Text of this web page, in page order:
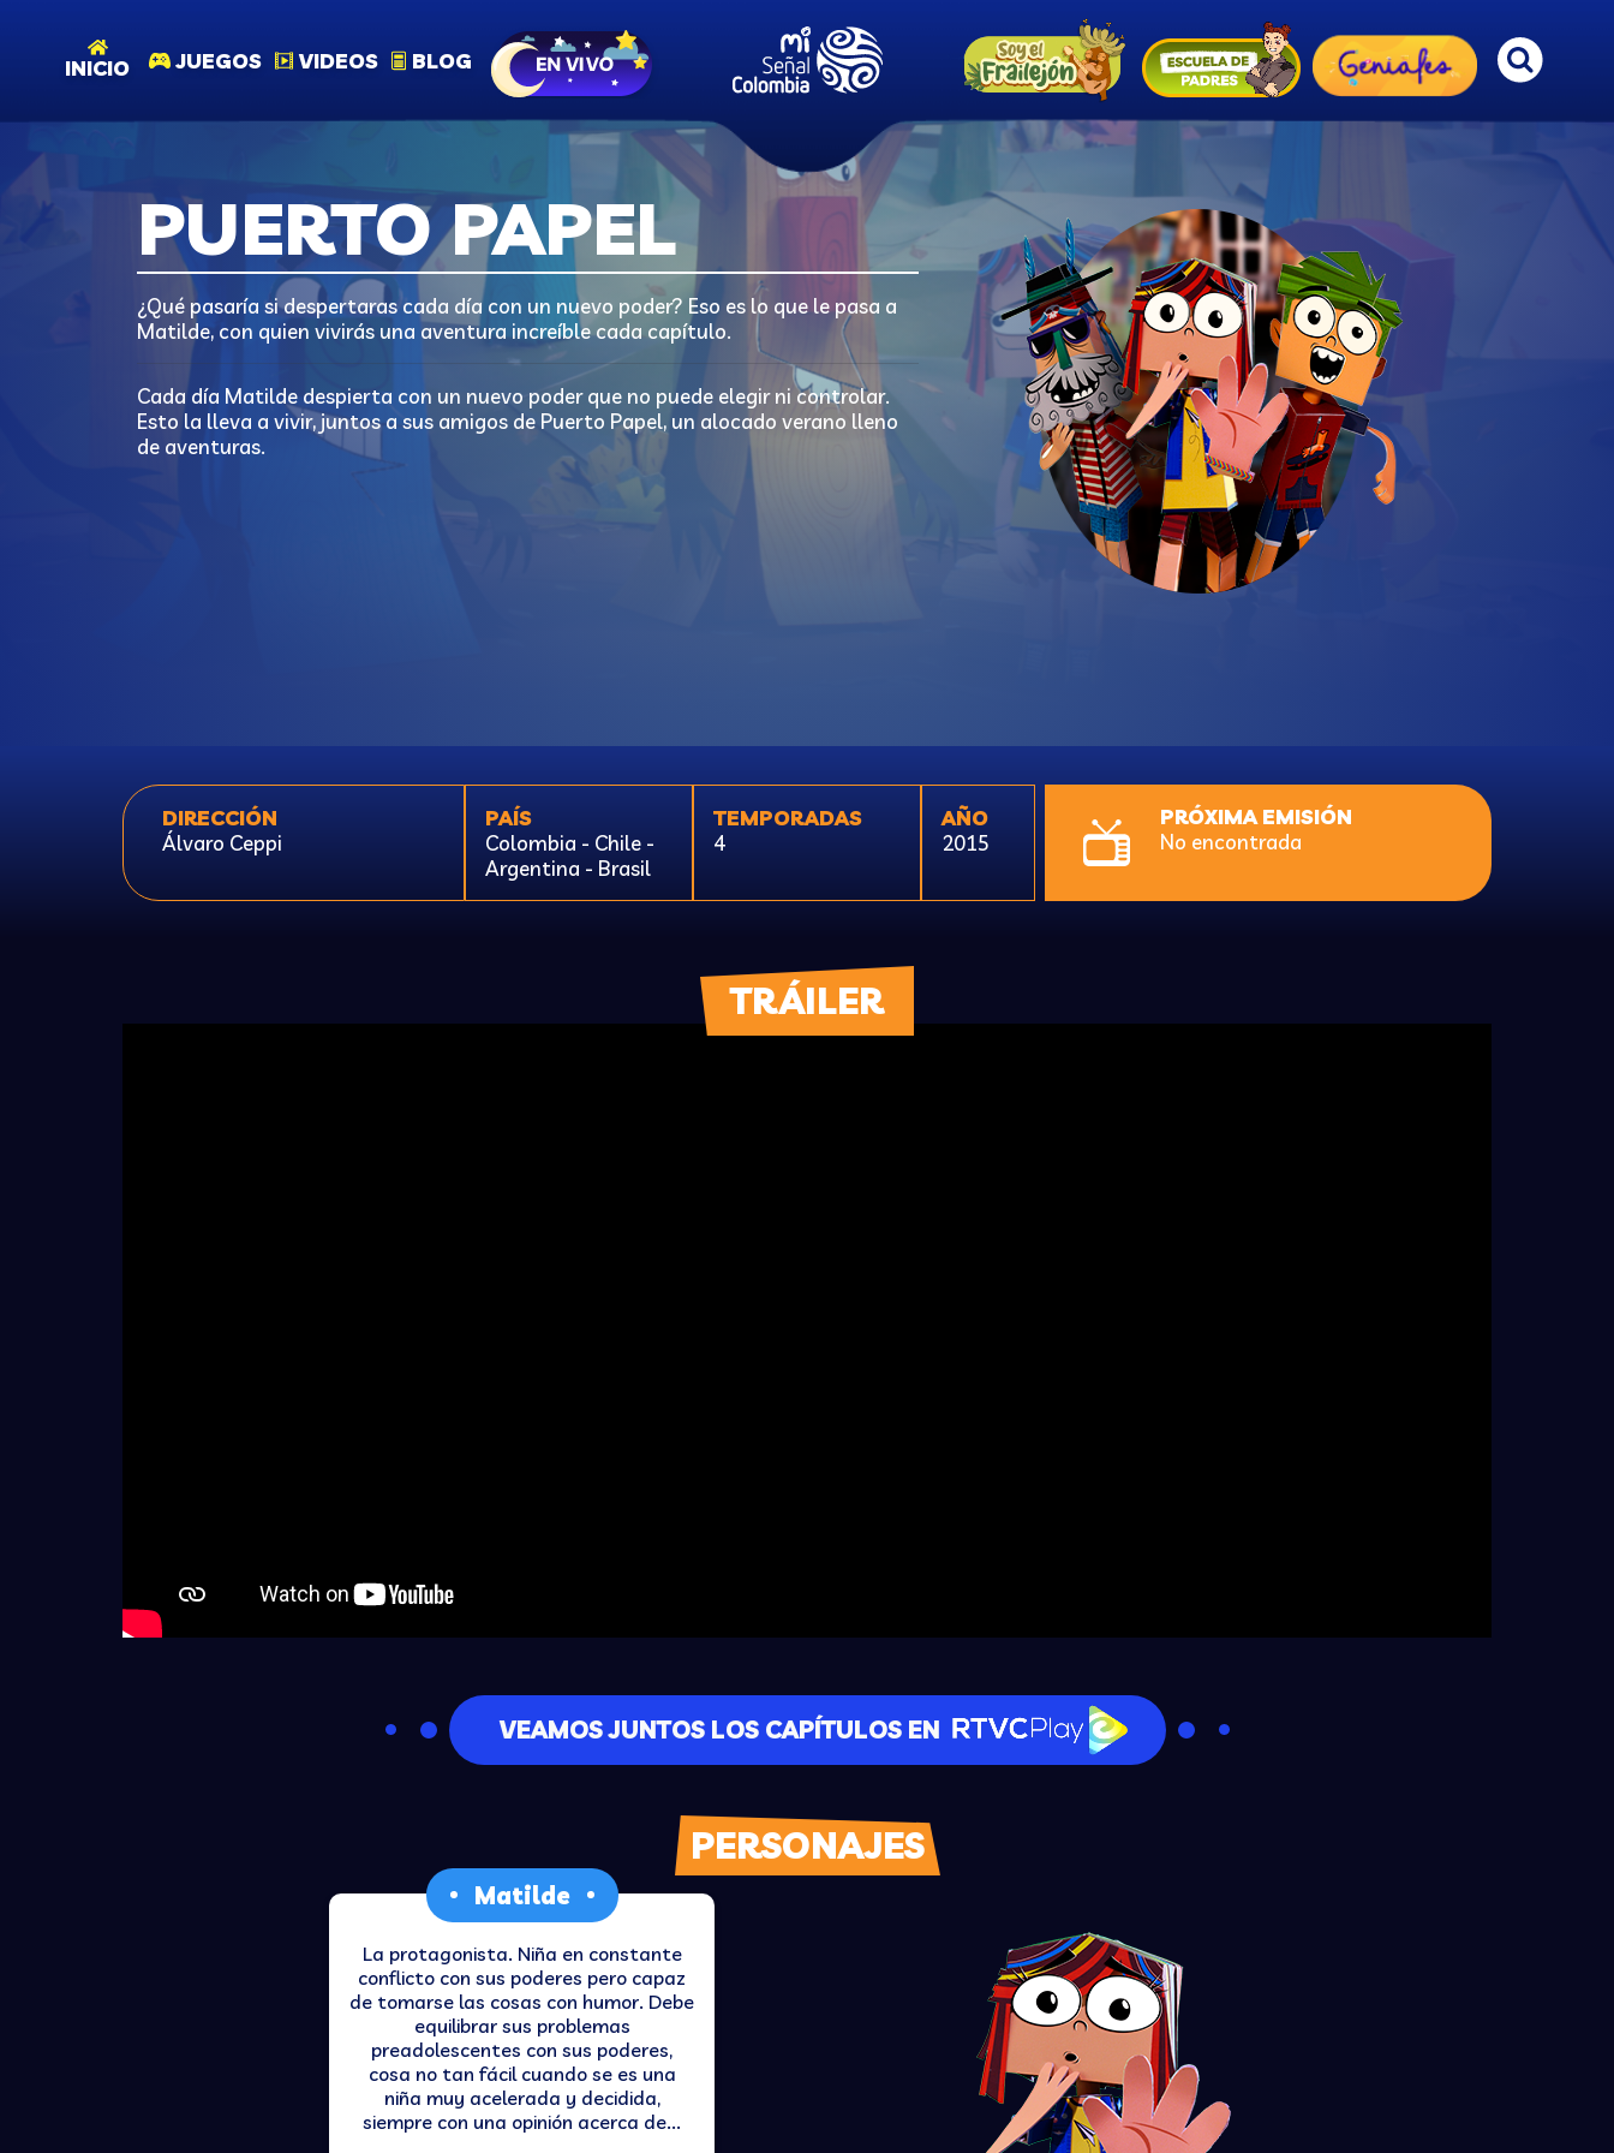
INICIO JUEGOS VIDEOS BLOG
PUERTO PAPEL
¿Qué pasaría si despertaras cada día con un nuevo poder? Eso es lo que le pasa a
Matilde, con quien vivirás una aventura increíble cada capítulo.
Cada día Matilde despierta con un nuevo poder que no puede elegir ni controlar.
Esto la lleva a vivir, juntos a sus amigos de Puerto Papel, un alocado verano lleno
de aventuras.
DIRECCIÓN
Álvaro Ceppi
PAÍS
Colombia - Chile -
Argentina - Brasil
TEMPORADAS
4
AÑO
2015
PRÓXIMA EMISIÓN
No encontrada
TRÁILER
VEAMOS JUNTOS LOS CAPÍTULOS EN
PERSONAJES
Matilde
La protagonista. Niña en constante
conflicto con sus poderes pero capaz
de tomarse las cosas con humor. Debe
equilibrar sus problemas
preadolescentes con sus poderes,
cosa no tan fácil cuando se es una
niña muy acelerada y decidida,
siempre con una opinión acerca de...